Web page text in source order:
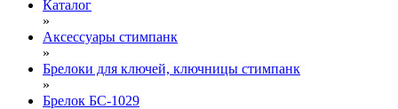
Каталог
»
Аксессуары стимпанк
»
Брелоки для ключей, ключницы стимпанк
»
Брелок БС-1029